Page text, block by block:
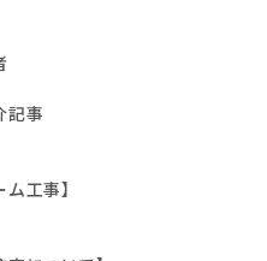
記事
工事】